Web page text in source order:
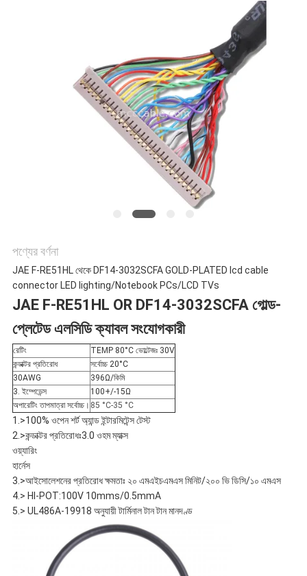
গোপনীয়তা
নীতি
পণ্যের বর্ণনা
JAE F-RE51HL থেকে DF14-3032SCFA GOLD-PLATED lcd cable
connector LED lighting/Notebook PCs/LCD TVs
JAE F-RE51HL OR DF14-3032SCFA গোল্ড-
প্লেটেড এলসিডি ক্যাবল সংযোগকারী
রেটিং
TEMP 80°C ভোল্টেজঃ 30V
কন্ডাক্টর প্রতিরোধ
সর্বোচ্চ 20°C
30AWG
396Ω/কিমি
3. ইম্পেডেন্স
100+/-15Ω
অপারেটিং তাপমাত্রা সর্বোচ্চ। 85 °C-35 °C
1.>100% ওপেন শর্ট অ্যান্ড ইন্টারমিটেন্স টেস্ট
2.>কন্ডাক্টর প্রতিরোধঃ3.0 ওহম ম্যাক্স
ওয়্যারিং
হার্নেস
3.>আইসোলেশনের প্রতিরোধ ক্ষমতাঃ ২০ এমএইচএমএস মিনিট/২০০ ভি ডিসি/১০ এমএস
4.> HI-POT:100V 10mms/0.5mmA
5.> UL486A-19918 অনুযায়ী টার্মিনাল টান টান মানদণ্ড